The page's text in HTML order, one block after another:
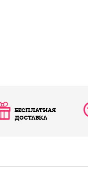
БЕСПЛАТНАЯ
ДОСТАВКА